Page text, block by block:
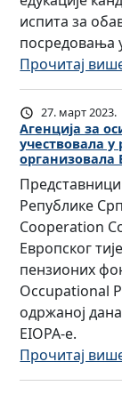
испита за
посредовања
Прочитај
27. март 2023.
Агенција за
учествовала у
организовала
Републике
Cooperation
Европског
пензионих
Occupational
одржаној
EIOPA-е.
Прочитај